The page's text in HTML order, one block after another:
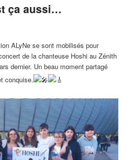
ça aussi…
ALyNe se sont mobilisés pour
de la chanteuse Hoshi au Zénith
dernier. Un beau moment partagé
conquise.